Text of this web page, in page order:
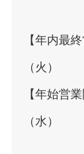
【年内最
（火）
【年始営
（水）